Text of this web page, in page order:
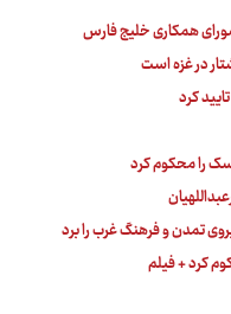
همکاری خلیج فارس
در غزه است
کرد
را محکوم کرد
تمدن و فرهنگ غرب را برد
کرد + فیلم